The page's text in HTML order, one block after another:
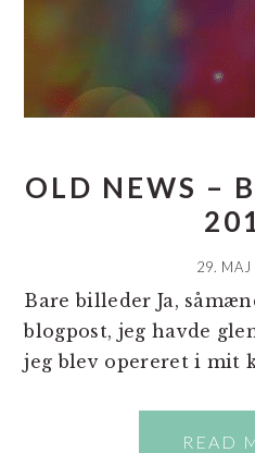
OLD NEWS –
29. MAJ
Bare billeder Ja,
blogpost, jeg havde
jeg blev opereret i mit
READ